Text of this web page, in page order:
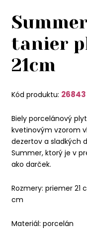
tanier
21cm
Kód produktu: 26843
Biely porcelánový
kvetinovým vzorom
dezertov a sladkých
Summer, ktorý je v
ako darček.
Rozmery: priemer 21
cm
Materiál: porcelán